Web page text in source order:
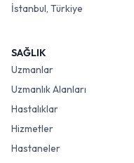
İstanbul, Türkiye
SAĞLIK
Uzmanlar
Uzmanlık Alanları
Hastalıklar
Hizmetler
Hastaneler